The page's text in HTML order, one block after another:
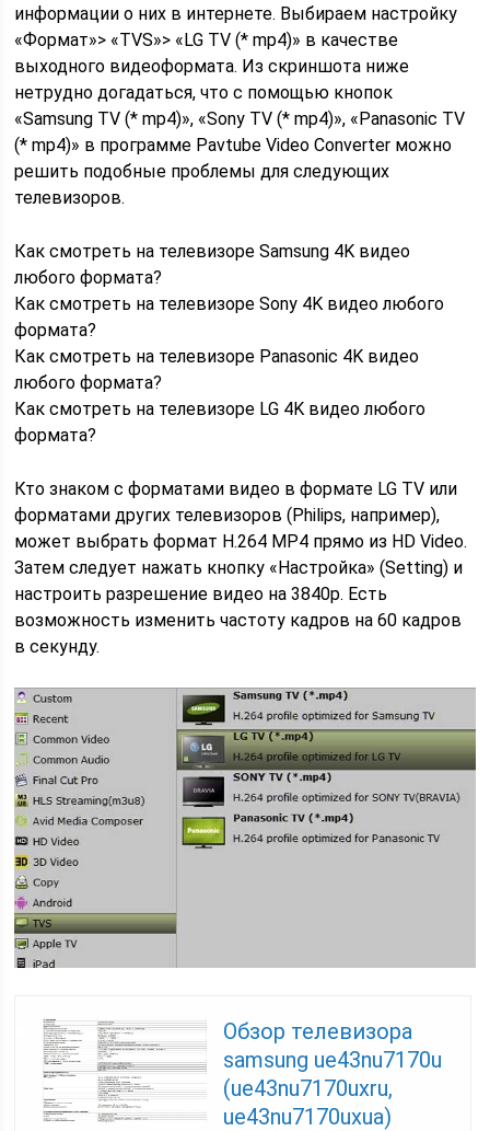
информации о них в интернете. Выбираем настройку
«Формат»> «TVS»> «LG TV (* mp4)» в качестве
выходного видеоформата. Из скриншота ниже
нетрудно догадаться, что с помощью кнопок
«Samsung TV (* mp4)», «Sony TV (* mp4)», «Panasonic TV
(* mp4)» в программе Pavtube Video Converter можно
решить подобные проблемы для следующих
телевизоров.
Как смотреть на телевизоре Samsung 4K видео
любого формата?
Как смотреть на телевизоре Sony 4K видео любого
формата?
Как смотреть на телевизоре Panasonic 4K видео
любого формата?
Как смотреть на телевизоре LG 4K видео любого
формата?
Кто знаком с форматами видео в формате LG TV или
форматами других телевизоров (Philips, например),
может выбрать формат H.264 MP4 прямо из HD Video.
Затем следует нажать кнопку «Настройка» (Setting) и
настроить разрешение видео на 3840p. Есть
возможность изменить частоту кадров на 60 кадров
в секунду.
Обзор телевизора
samsung ue43nu7170u
(ue43nu7170uxru,
ue43nu7170uxua)